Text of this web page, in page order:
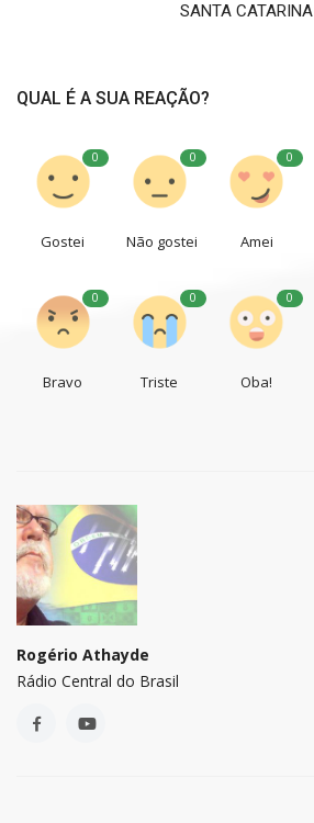
SANTA CATARINA
QUAL É A SUA REAÇÃO?
0
Gostei
0
Não gostei
0
Amei
0
Bravo
0
Triste
0
Oba!
Rogério Athayde
Rádio Central do Brasil